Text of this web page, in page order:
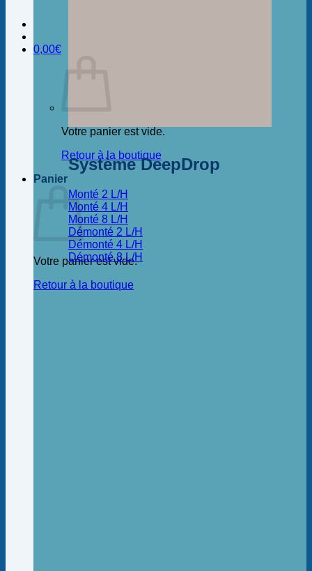
0,00€
Votre panier est vide.
Retour à la boutique
Panier
Votre panier est vide.
Retour à la boutique
Système DeepDrop
Monté 2 L/H
Monté 4 L/H
Monté 8 L/H
Démonté 2 L/H
Démonté 4 L/H
Démonté 8 L/H